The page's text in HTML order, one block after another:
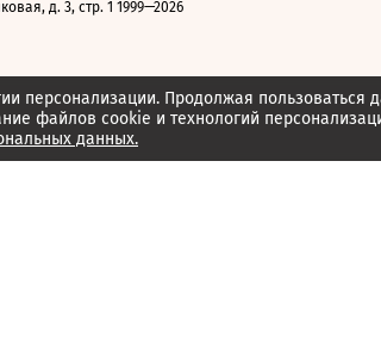
персонализации. Продолжая пользоваться
файлов cookie и технологий
данных.
д. 3, стр. 1 1999—2026